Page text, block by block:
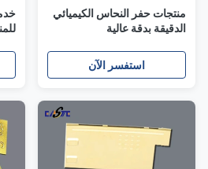
منتجات حفر النحاس الكيميائي
الدقيقة بدقة عالية
استفسر الآن